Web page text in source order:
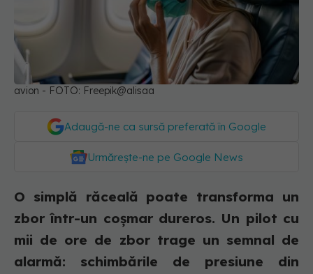
avion - FOTO: Freepik@alisaa
Adaugă-ne ca sursă preferată în Google
Urmărește-ne pe Google News
O simplă răceală poate transforma un
zbor într-un coșmar dureros. Un pilot cu
mii de ore de zbor trage un semnal de
alarmă: schimbările de presiune din